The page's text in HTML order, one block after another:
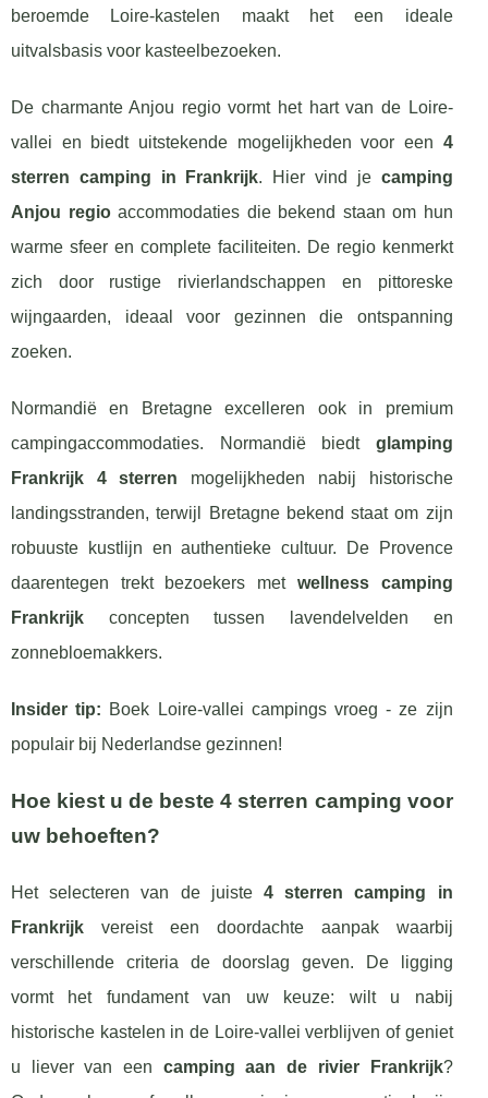
beroemde Loire-kastelen maakt het een ideale
uitvalsbasis voor kasteelbezoeken.
De charmante Anjou regio vormt het hart van de Loire-
vallei en biedt uitstekende mogelijkheden voor een 4
sterren camping in Frankrijk. Hier vind je camping
Anjou regioaccommodaties die bekend staan om hun
warme sfeer en complete faciliteiten. De regio kenmerkt
zich door rustige rivierlandschappen en pittoreske
wijngaarden, ideaal voor gezinnen die ontspanning
zoeken.
Normandië en Bretagne excelleren ook in premium
campingaccommodaties. Normandië biedt glamping
Frankrijk 4 sterren mogelijkheden nabij historische
landingsstranden, terwijl Bretagne bekend staat om zijn
robuuste kustlijn en authentieke cultuur. De Provence
daarentegen trekt bezoekers met wellness camping
Frankrijk concepten tussen lavendelvelden en
zonnebloemakkers.
Insider tip: Boek Loire-vallei campings vroeg - ze zijn
populair bij Nederlandse gezinnen!
Hoe kiest u de beste 4 sterren camping voor
uw behoeften?
Het selecteren van de juiste 4 sterren camping in
Frankrijk vereist een doordachte aanpak waarbij
verschillende criteria de doorslag geven. De ligging
vormt het fundament van uw keuze: wilt u nabij
historische kastelen in de Loire-vallei verblijven of geniet
u liever van een camping aan de rivier Frankrijk?